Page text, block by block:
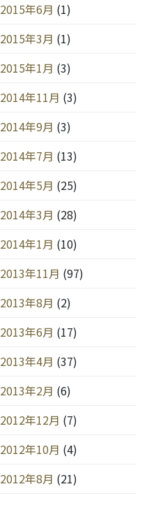
2015年6月 (1)
2015年3月 (1)
2015年1月 (3)
2014年11月 (3)
2014年9月 (3)
2014年7月 (13)
2014年5月 (25)
2014年3月 (28)
2014年1月 (10)
2013年11月 (97)
2013年8月 (2)
2013年6月 (17)
2013年4月 (37)
2013年2月 (6)
2012年12月 (7)
2012年10月 (4)
2012年8月 (21)